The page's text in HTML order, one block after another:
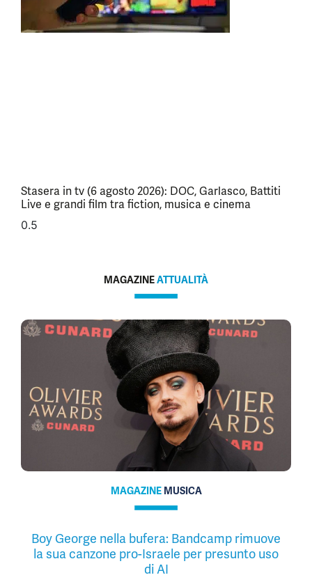
Stasera in tv (6 agosto 2026): DOC, Garlasco, Battiti
Live e grandi film tra fiction, musica e cinema
MAGAZINEATTUALITÀ
MAGAZINE MUSICA
Boy George nella bufera: Bandcamp rimuove
la sua canzone pro-Israele per presunto uso
di AI